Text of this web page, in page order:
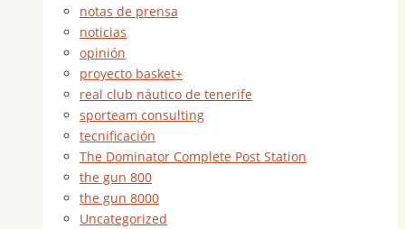
notas de prensa
noticias
opinión
proyecto basket+
real club náutico de tenerife
sporteam consulting
tecnificación
The Dominator Complete Post Station
the gun 800
the gun 8000
Uncategorized